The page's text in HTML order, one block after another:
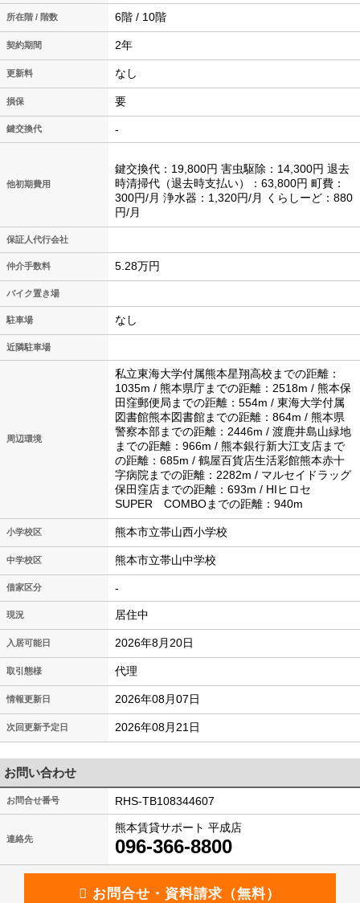
所在階 / 階数 6階 / 10階
契約期間 2年
更新料 なし
損保 要
鍵交換代 -
他初期費用
鍵交換代：19,800円 害虫駆除：14,300円 退去
時清掃代（退去時支払い）：63,800円 町費：
300円/月 浄水器：1,320円/月 くらしーど：880
円/月
保証人代行会社
仲介手数料 5.28万円
バイク置き場
駐車場 なし
近隣駐車場
周辺環境
私立東海大学付属熊本星翔高校までの距離：
1035m / 熊本県庁までの距離：2518m / 熊本保
田窪郵便局までの距離：554m / 東海大学付属
図書館熊本図書館までの距離：864m / 熊本県
警察本部までの距離：2446m / 渡鹿井島山緑地
までの距離：966m / 熊本銀行新大江支店まで
の距離：685m / 鶴屋百貨店生活彩館熊本赤十
字病院までの距離：2282m / マルセイドラッグ
保田窪店までの距離：693m / HIヒロセ
SUPER COMBOまでの距離：940m
小学校区 熊本市立帯山西小学校
中学校区 熊本市立帯山中学校
借家区分 -
現況 居住中
入居可能日 2026年8月20日
取引態様 代理
情報更新日 2026年08月07日
次回更新予定日 2026年08月21日
お問い合わせ
お問合せ番号 RHS-TB108344607
連絡先
熊本賃貸サポート 平成店
096-366-8800